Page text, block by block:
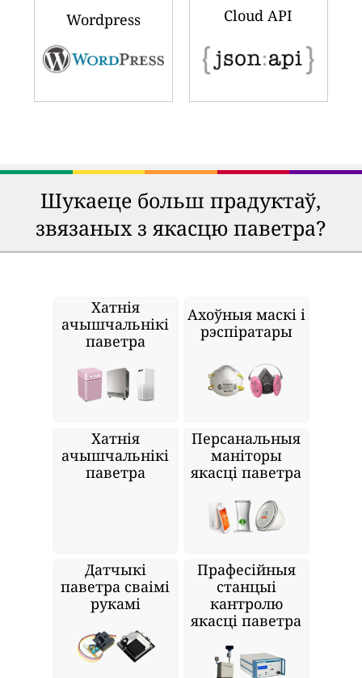
Wordpress Cloud API
Шукаеце больш прадуктаў,
звязаных з якасцю паветра?
Хатнія
ачышчальнікі
паветра
Ахоўныя маскі і
рэспіратары
Хатнія
ачышчальнікі
паветра
Персанальныя
маніторы
якасці паветра
Датчыкі
паветра сваімі
рукамі
Прафесійныя
станцыі
кантролю
якасці паветра